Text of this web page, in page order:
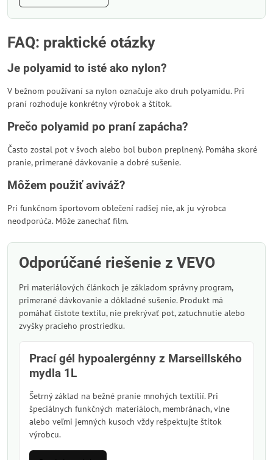
FAQ: praktické otázky
Je polyamid to isté ako nylon?
V bežnom používaní sa nylon označuje ako druh polyamidu. Pri
praní rozhoduje konkrétny výrobok a štítok.
Prečo polyamid po praní zapácha?
Často zostal pot v švoch alebo bol bubon preplnený. Pomáha skoré
pranie, primerané dávkovanie a dobré sušenie.
Môžem použiť aviváž?
Pri funkčnom športovom oblečení radšej nie, ak ju výrobca
neodporúča. Môže zanechať film.
Odporúčané riešenie z VEVO
Pri materiálových článkoch je základom správny program,
primerané dávkovanie a dôkladné sušenie. Produkt má
pomáhať čistote textilu, nie prekrývať pot, zatuchnutie alebo
zvyšky pracieho prostriedku.
Prací gél hypoalergénny z Marseillského
mydla 1L
Šetrný základ na bežné pranie mnohých textílií. Pri
špeciálnych funkčných materiáloch, membránach, vlne
alebo veľmi jemných kusoch vždy rešpektujte štítok
výrobcu.